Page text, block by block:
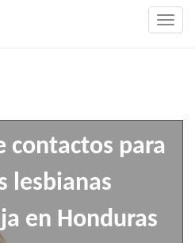
contactos para
lesbianas
en Honduras